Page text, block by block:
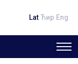
Lat Ћир Eng